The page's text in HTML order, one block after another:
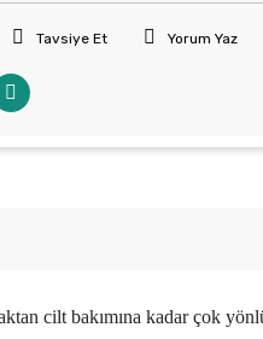
Tavsiye Et Yorum Yaz
cilt bakımına kadar çok